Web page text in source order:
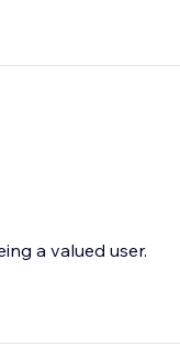
a valued user.